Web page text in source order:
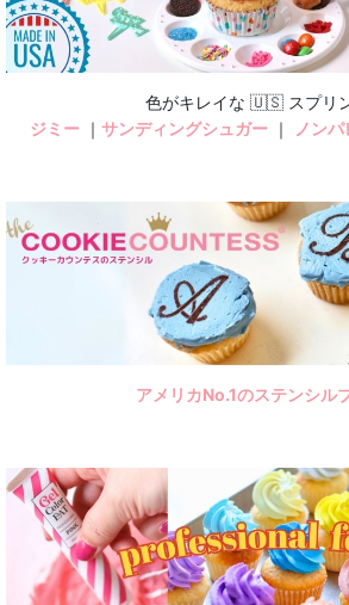
色がキレイな 🇺🇸 スプリ
ジミー ｜ サンディングシュガー ｜ ノン
アメリカNo.1のステンシル